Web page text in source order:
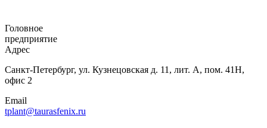
Головное
предприятие
Адрес
Санкт-Петербург, ул. Кузнецовская д. 11, лит. А, пом. 41Н,
офис 2
Email
tplant@taurasfenix.ru